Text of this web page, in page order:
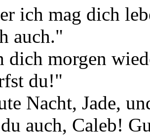
ich mag dich
auch."
dich morgen
du!"
Nacht, Jade,
auch, Caleb!